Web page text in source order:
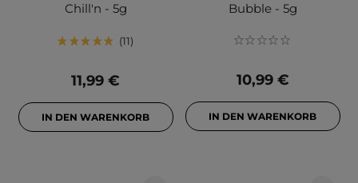
Chill'n - 5g
11
11,99 €
IN DEN WARENKORB
Bubble - 5g
10,99 €
IN DEN WARENKORB